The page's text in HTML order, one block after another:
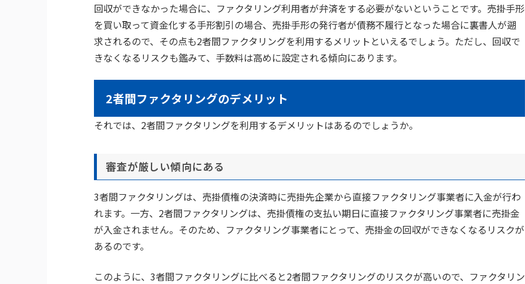
回収ができなかった場合に、ファクタリング利用者が弁済をする必要がないということです。売掛手形
を買い取って資金化する手形割引の場合、売掛手形の発行者が債務不履行となった場合に裏書人が遡
求されるので、その点も2者間ファクタリングを利用するメリットといえるでしょう。ただし、回収で
きなくなるリスクも鑑みて、手数料は高めに設定される傾向にあります。
2者間ファクタリングのデメリット
それでは、2者間ファクタリングを利用するデメリットはあるのでしょうか。
審査が厳しい傾向にある
3者間ファクタリングは、売掛債権の決済時に売掛先企業から直接ファクタリング事業者に入金が行わ
れます。一方、2者間ファクタリングは、売掛債権の支払い期日に直接ファクタリング事業者に売掛金
が入金されません。そのため、ファクタリング事業者にとって、売掛金の回収ができなくなるリスクが
あるのです。
このように、3者間ファクタリングに比べると2者間ファクタリングのリスクが高いので、ファクタリン